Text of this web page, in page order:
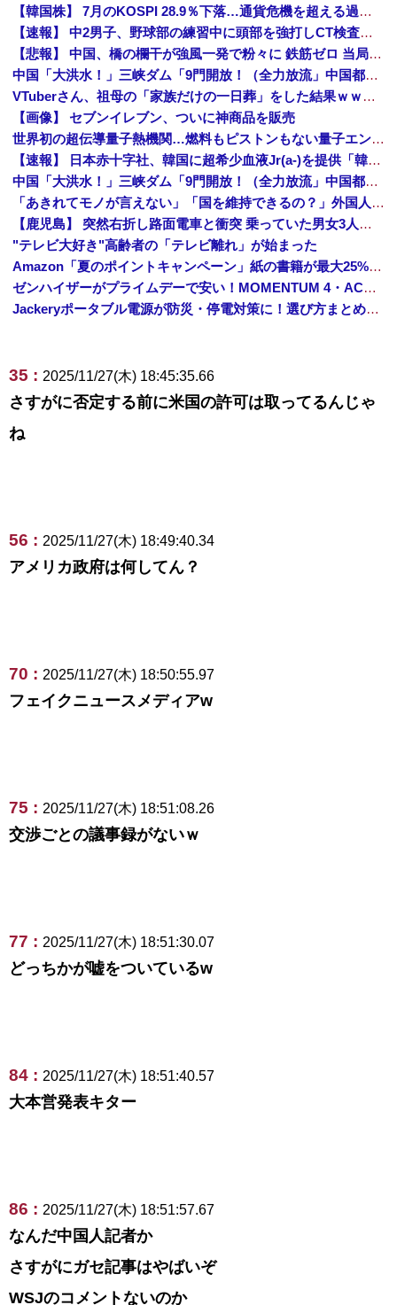
【韓国株】 7月のKOSPI 28.9％下落…通貨危機を超える過去最大の下げ幅
【速報】 中2男子、野球部の練習中に頭部を強打しCT検査→70代医師「問題ないです」→中学生死亡「他人のCT画像みてました」
【悲報】 中国、橋の欄干が強風一発で粉々に 鉄筋ゼロ 当局「接着剤でくっつけただけ」「正常で、品質問題はない」
中国「大洪水！」三峡ダム「9門開放！（全力放流」中国都市「三峡沿線の道路水没」中国政府「高速道路封鎖！」中国ダム「緊急放流に合わせて開門（土砂崩れ発生」→
VTuberさん、祖母の「家族だけの一日葬」をした結果ｗｗｗｗｗｗｗ
【画像】 セブンイレブン、ついに神商品を販売
世界初の超伝導量子熱機関…燃料もピストンもない量子エンジンが回った！
【速報】 日本赤十字社、韓国に超希少血液Jr(a-)を提供「韓国内では適合する血液を確保できなかった」※今回で4回目
中国「大洪水！」三峡ダム「9門開放！（全力放流」中国都市「三峡沿線の道路水没」中国政府「高速道路封鎖！」中国ダム「緊急放流に合わせて開門（土砂崩れ発生」→
「あきれてモノが言えない」「国を維持できるの？」外国人の永住許可要件の厳格化で在日中国人の本音は？
【鹿児島】 突然右折し路面電車と衝突 乗っていた男女3人は車を放置しダッシュで逃走中
"テレビ大好き"高齢者の「テレビ離れ」が始まった
Amazon「夏のポイントキャンペーン」紙の書籍が最大25%ポイント還元 対象と条件を整理（2026年7月）
ゼンハイザーがプライムデーで安い！MOMENTUM 4・ACCENTUMなど対象モデルまとめ！
Jackeryポータブル電源が防災・停電対策に！選び方まとめ【プライムデー最終日】
35 : 2025/11/27(木) 18:45:35.66
さすがに否定する前に米国の許可は取ってるんじゃ
ね
56 : 2025/11/27(木) 18:49:40.34
アメリカ政府は何してん？
70 : 2025/11/27(木) 18:50:55.97
フェイクニュースメディアw
75 : 2025/11/27(木) 18:51:08.26
交渉ごとの議事録がないｗ
77 : 2025/11/27(木) 18:51:30.07
どっちかが嘘をついているw
84 : 2025/11/27(木) 18:51:40.57
大本営発表キター
86 : 2025/11/27(木) 18:51:57.67
なんだ中国人記者か
さすがにガセ記事はやばいぞ
WSJのコメントないのか